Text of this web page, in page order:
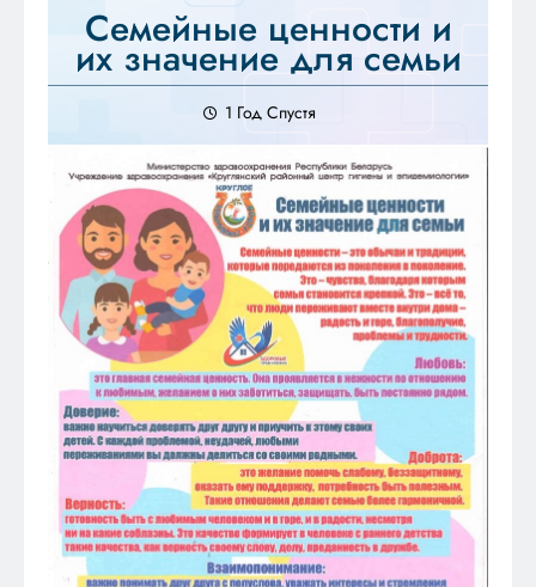
Семейные ценности и
их значение для семьи
1 Год Спустя